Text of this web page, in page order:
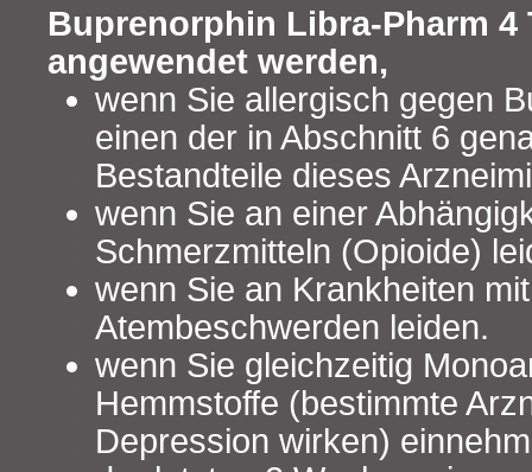
Buprenorphin Libra-Pharm 4
angewendet werden,
wenn Sie allergisch gegen
einen der in Abschnitt 6
Bestandteile dieses
wenn Sie an einer
Schmerzmitteln (Opioide)
wenn Sie an Krankheiten
Atembeschwerden leiden.
wenn Sie gleichzeitig
Hemmstoffe (bestimmte
Depression wirken)